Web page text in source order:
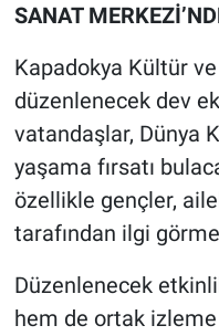
SANAT
Kapadokya Kültür
düzenlenecek dev
vatandaşlar, Dünya
yaşama fırsatı
özellikle gençler,
tarafından ilgi
Düzenlenecek
hem de ortak